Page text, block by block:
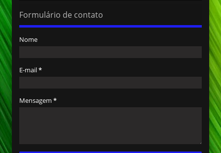
Formulário de contato
Nome
E-mail*
Mensagem *